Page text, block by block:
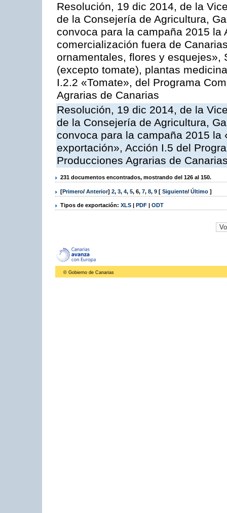
Resolución, 19 dic 2014, de la
de la Consejería de Agricultura,
convoca para la campaña 2015 la
comercialización fuera de
ornamentales, flores y esquejes»,
(excepto tomate), plantas
I.2.2 «Tomate», del Programa
Agrarias de Canarias
Resolución, 19 dic 2014, de la
de la Consejería de Agricultura,
convoca para la campaña 2015
exportación», Acción I.5 del
Producciones Agrarias de
231 documentos encontrados, mostrando del 126 al 150.
[Primero/ Anterior] 2, 3, 4, 5, 6, 7, 8, 9 [ Siguiente/ Último ]
Tipos de exportación: XLS | PDF | ODT
© Gobierno de Canarias